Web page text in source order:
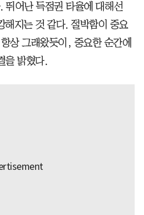
뛰어난 득점권 타율에 대해선
해지는 것 같다. 절박함이 중요
상 그래왔듯이, 중요한 순간에
을 밝혔다.